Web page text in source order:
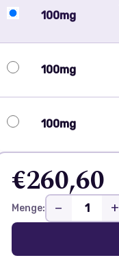
100mg
100mg
100mg
€260,60
Menge: − +